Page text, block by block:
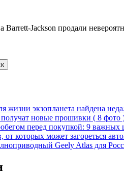
Jackson продали
жизни экзопланета найдена
новые прошивки ( 8 фото
перед покупкой: 9 важных
от которых может загореться
Geely Atlas для